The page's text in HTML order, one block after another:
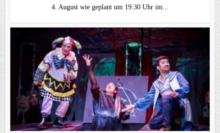
4. August wie geplant um 19:30 Uhr im...